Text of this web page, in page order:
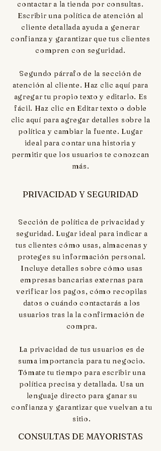
contactar a la tienda por consultas.
Escribir una política de atención al
cliente detallada ayuda a generar
confianza y garantizar que tus clientes
compren con seguridad.
Segundo párrafo de la sección de
atención al cliente. Haz clic aquí para
agregar tu propio texto y editarlo. Es
fácil. Haz clic en Editar texto o doble
clic aquí para agregar detalles sobre la
política y cambiar la fuente. Lugar
ideal para contar una historia y
permitir que los usuarios te conozcan
más.
PRIVACIDAD Y SEGURIDAD
Sección de política de privacidad y
seguridad. Lugar ideal para indicar a
tus clientes cómo usas, almacenas y
proteges su información personal.
Incluye detalles sobre cómo usas
empresas bancarias externas para
verificar los pagos, cómo recopilas
datos o cuándo contactarás a los
usuarios tras la la confirmación de
compra.
La privacidad de tus usuarios es de
suma importancia para tu negocio.
Tómate tu tiempo para escribir una
política precisa y detallada. Usa un
lenguaje directo para ganar su
confianza y garantizar que vuelvan a tu
sitio.
CONSULTAS DE MAYORISTAS